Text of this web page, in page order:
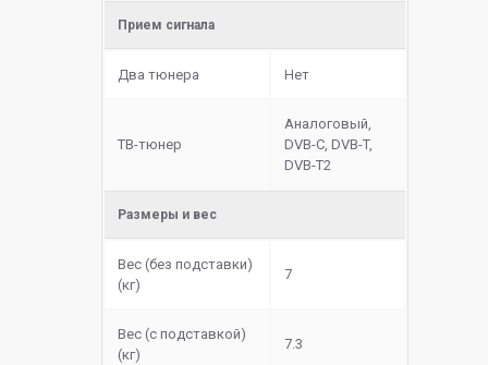
Прием сигнала
Два тюнера Нет
ТВ-тюнер
Аналоговый,
DVB-C, DVB-T,
DVB-T2
Размеры и вес
Вес (без подставки)
(кг)
7
Вес (с подставкой)
(кг)
7.3